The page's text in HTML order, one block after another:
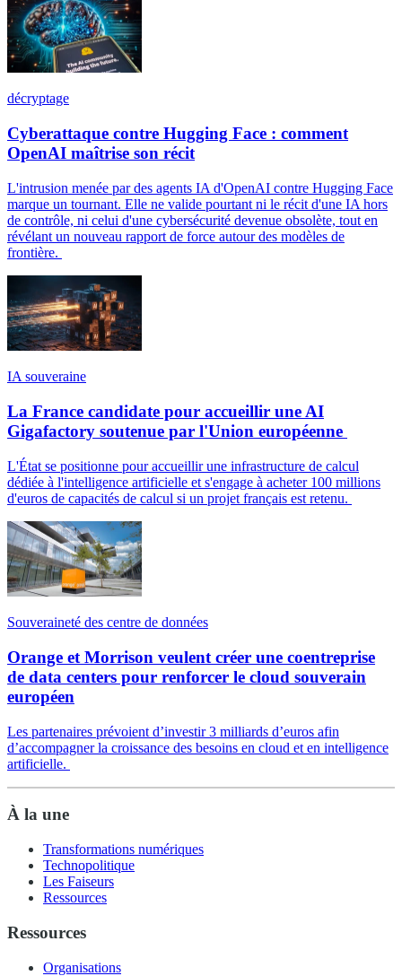
décryptage
Cyberattaque contre Hugging Face : comment
OpenAI maîtrise son récit
L'intrusion menée par des agents IA d'OpenAI contre Hugging Face
marque un tournant. Elle ne valide pourtant ni le récit d'une IA hors
de contrôle, ni celui d'une cybersécurité devenue obsolète, tout en
révélant un nouveau rapport de force autour des modèles de
frontière.
IA souveraine
La France candidate pour accueillir une AI
Gigafactory soutenue par l'Union européenne
L'État se positionne pour accueillir une infrastructure de calcul
dédiée à l'intelligence artificielle et s'engage à acheter 100 millions
d'euros de capacités de calcul si un projet français est retenu.
Souveraineté des centre de données
Orange et Morrison veulent créer une coentreprise
de data centers pour renforcer le cloud souverain
européen
Les partenaires prévoient d’investir 3 milliards d’euros afin
d’accompagner la croissance des besoins en cloud et en intelligence
artificielle.
À la une
Transformations numériques
Technopolitique
Les Faiseurs
Ressources
Ressources
Organisations